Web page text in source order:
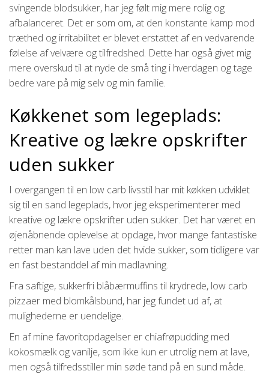
svingende blodsukker, har jeg følt mig mere rolig og
afbalanceret. Det er som om, at den konstante kamp mod
træthed og irritabilitet er blevet erstattet af en vedvarende
følelse af velvære og tilfredshed. Dette har også givet mig
mere overskud til at nyde de små ting i hverdagen og tage
bedre vare på mig selv og min familie.
Køkkenet som legeplads:
Kreative og lækre opskrifter
uden sukker
I overgangen til en low carb livsstil har mit køkken udviklet
sig til en sand legeplads, hvor jeg eksperimenterer med
kreative og lækre opskrifter uden sukker. Det har været en
øjenåbnende oplevelse at opdage, hvor mange fantastiske
retter man kan lave uden det hvide sukker, som tidligere var
en fast bestanddel af min madlavning.
Fra saftige, sukkerfri blåbærmuffins til krydrede, low carb
pizzaer med blomkålsbund, har jeg fundet ud af, at
mulighederne er uendelige.
En af mine favoritopdagelser er chiafrøpudding med
kokosmælk og vanilje, som ikke kun er utrolig nem at lave,
men også tilfredsstiller min søde tand på en sund måde.